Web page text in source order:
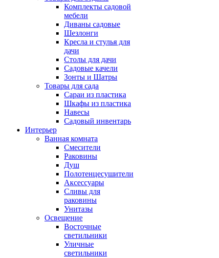
Комплекты садовой
мебели
Диваны садовые
Шезлонги
Кресла и стулья для
дачи
Столы для дачи
Садовые качели
Зонты и Шатры
Товары для сада
Сараи из пластика
Шкафы из пластика
Навесы
Садовый инвентарь
Интерьер
Ванная комната
Смесители
Раковины
Душ
Полотенцесушители
Аксессуары
Сливы для
раковины
Унитазы
Освещение
Восточные
светильники
Уличные
светильники